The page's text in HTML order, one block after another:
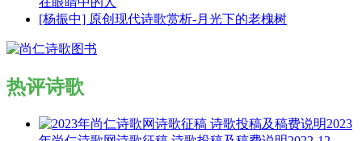
[杨振中] 原创现代诗歌赏析-月光下的老槐树
热评诗歌
2023